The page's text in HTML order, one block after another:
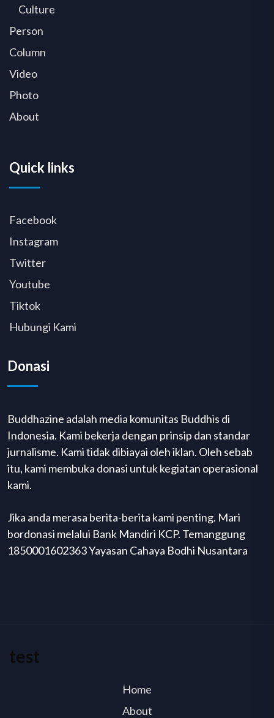
Culture
Person
Column
Video
Photo
About
Quick links
Facebook
Instagram
Twitter
Youtube
Tiktok
Hubungi Kami
Donasi
Buddhazine adalah media komunitas Buddhis di
Indonesia. Kami bekerja dengan prinsip dan standar
jurnalisme. Kami tidak dibiayai oleh iklan. Oleh sebab
itu, kami membuka donasi untuk kegiatan operasional
kami.
Jika anda merasa berita-berita kami penting. Mari
bordonasi melalui Bank Mandiri KCP. Temanggung
1850001602363 Yayasan Cahaya Bodhi Nusantara
test
Home
About